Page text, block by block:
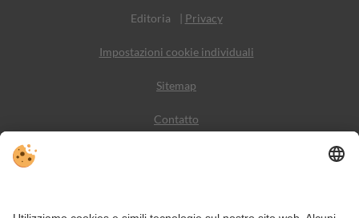
Editoria
| Privacy
Impostazioni cookie individuali
Sitemap
Contatto